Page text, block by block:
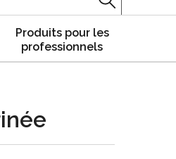
Produits pour les
professionnels